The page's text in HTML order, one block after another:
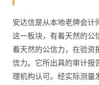
安达信是从本地老牌会计
这一板块，有着天然的公
着天然的公信力，在验资
信力。它所出具的审计报
理机构认可。经实际测量